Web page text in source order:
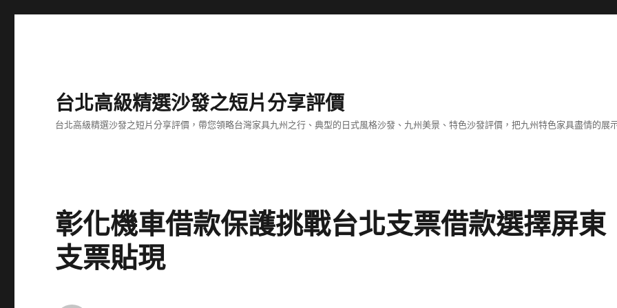
台北高級精選沙發之短片分享評價
台北高級精選沙發之短片分享評價，帶您領略台灣家具九州之行、典型的日式風格沙發、九州美景、特色沙發評價，把九州特色家具盡情的展
彰化機車借款保護挑戰台北支票借款選擇屏東
支票貼現